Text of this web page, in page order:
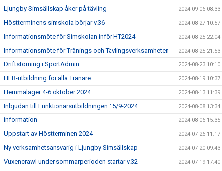
Ljungby Simsällskap åker på tävling 2024-09-06 08:33
Höstterminens simskola börjar v.36 2024-08-27 10:57
Informationsmöte för Simskolan inför HT2024 2024-08-25 22:04
Informationsmöte för Tränings och Tävlingsverksamheten 2024-08-25 21:53
Driftstörning i SportAdmin 2024-08-23 10:10
HLR-utbildning för alla Tränare 2024-08-19 10:37
Hemmaläger 4-6 oktober 2024 2024-08-13 11:39
Inbjudan till Funktionärsutbildningen 15/9-2024 2024-08-08 13:34
information 2024-08-06 15:35
Uppstart av Höstterminen 2024 2024-07-26 11:17
Ny verksamhetsansvarig i Ljungby Simsällskap 2024-07-20 09:43
Vuxencrawl under sommarperioden startar v.32 2024-07-19 17:40